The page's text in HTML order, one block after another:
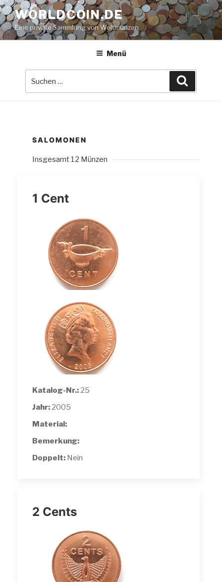
Zum
Inhalt
springen
WORLDCOIN.DE
Eine private Sammlung von Weltmünzen
Menü
SALOMONEN
Insgesamt 12 Münzen
1 Cent
Katalog-Nr.: 25
Jahr: 2005
Material:
Bemerkung:
Doppelt: Nein
2 Cents